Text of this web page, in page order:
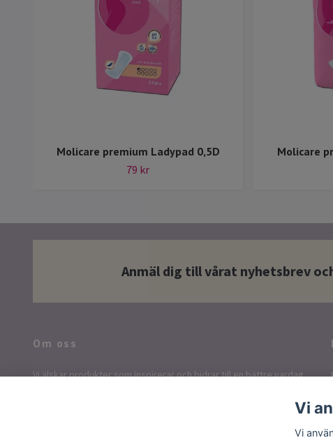
Molicare premium Ladypad 0,5D
79 kr
Molicare
Anmäl dig till vårat nyhetsbrev
Om oss
Vi älskar produkter som inspirerar och bidrar till en bättre vardag.
Vi
Vi